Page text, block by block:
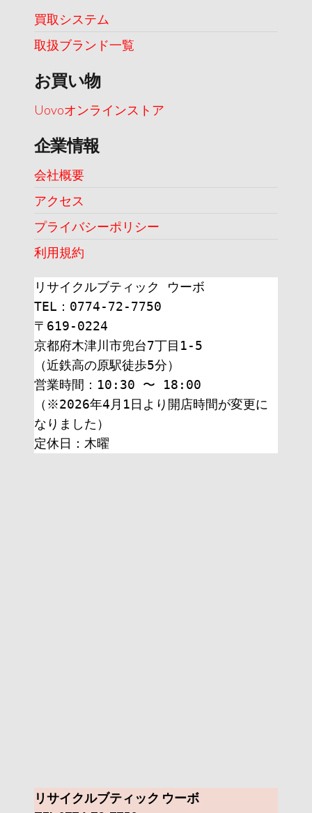
買取システム
取扱ブランド一覧
お買い物
Uovoオンラインストア
企業情報
会社概要
アクセス
プライバシーポリシー
利用規約
リサイクルブティック ウーボ
TEL：0774-72-7750
〒619-0224
京都府木津川市兜台7丁目1-5
（近鉄高の原駅徒歩5分）
営業時間：10:30 〜 18:00
（※2026年4月1日より開店時間が変更に
なりました）
定休日：木曜
リサイクルブティック ウーボ